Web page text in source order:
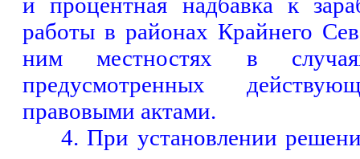
работы в районах Крайнего
ним местностях в
предусмотренных
правовыми актами.
4. При установлении